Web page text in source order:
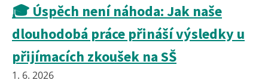
🎓 Úspěch není náhoda: Jak naše
dlouhodobá práce přináší výsledky u
přijímacích zkoušek na SŠ
1. 6. 2026